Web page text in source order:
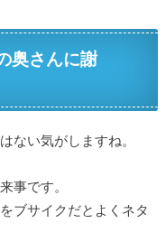
奥さんに謝
ない気がしますね。
事です。
ブサイクだとよくネタ